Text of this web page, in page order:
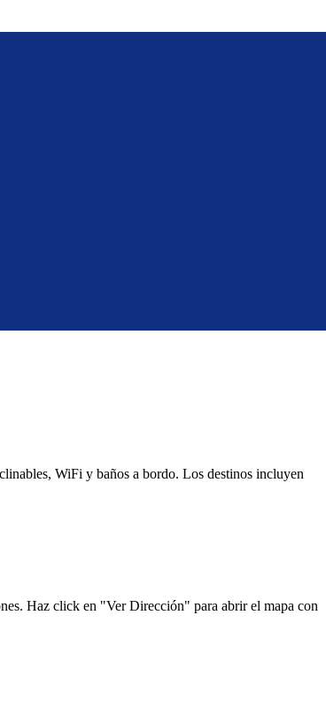
WiFi y baños a bordo. Los destinos incluyen
Haz click en "Ver Dirección" para abrir el mapa con